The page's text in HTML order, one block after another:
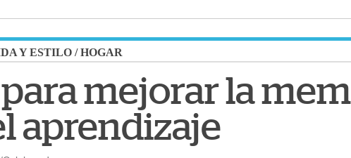
Y ESTILO /HOGAR
mejorar la
aprendizaje